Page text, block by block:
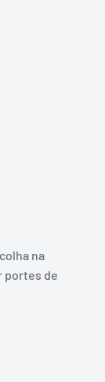
na
portes de